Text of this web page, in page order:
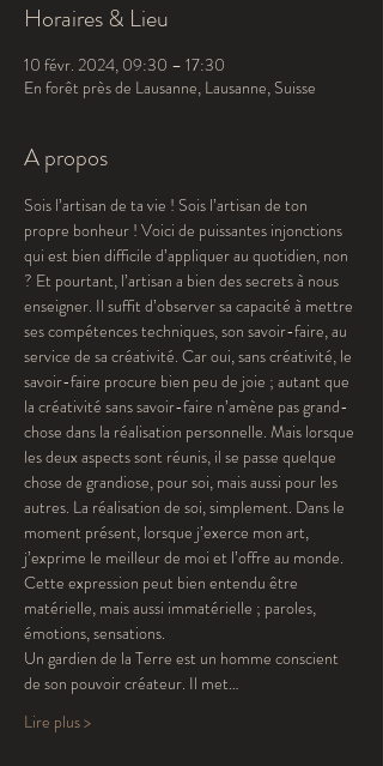
Horaires & Lieu
10 févr. 2024, 09:30 – 17:30
En forêt près de Lausanne, Lausanne, Suisse
A propos
Sois l’artisan de ta vie ! Sois l’artisan de ton
propre bonheur ! Voici de puissantes injonctions
qui est bien difficile d’appliquer au quotidien, non
? Et pourtant, l’artisan a bien des secrets à nous
enseigner. Il suffit d’observer sa capacité à mettre
ses compétences techniques, son savoir-faire, au
service de sa créativité. Car oui, sans créativité, le
savoir-faire procure bien peu de joie ; autant que
la créativité sans savoir-faire n’amène pas grand-
chose dans la réalisation personnelle. Mais lorsque
les deux aspects sont réunis, il se passe quelque
chose de grandiose, pour soi, mais aussi pour les
autres. La réalisation de soi, simplement. Dans le
moment présent, lorsque j’exerce mon art,
j’exprime le meilleur de moi et l’offre au monde.
Cette expression peut bien entendu être
matérielle, mais aussi immatérielle ; paroles,
émotions, sensations.
Un gardien de la Terre est un homme conscient
de son pouvoir créateur. Il met…
Lire plus >